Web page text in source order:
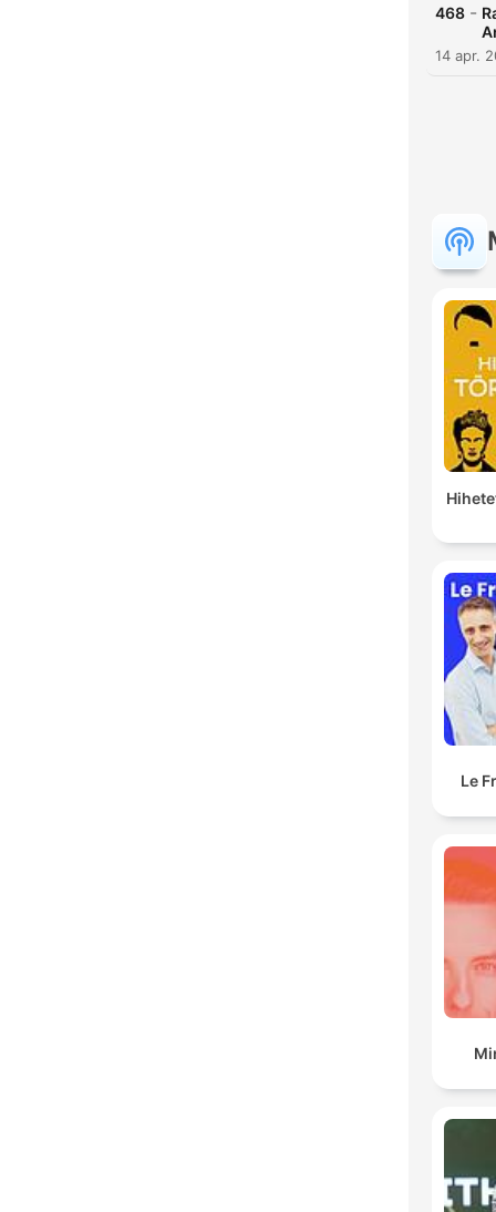
468 -
14 apr.
Le